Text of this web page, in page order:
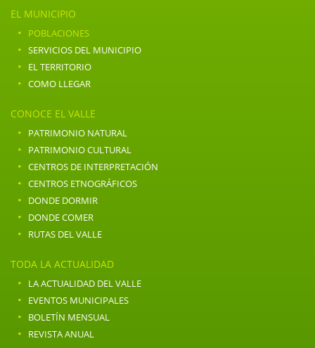
EL MUNICIPIO
· POBLACIONES
· SERVICIOS DEL MUNICIPIO
· EL TERRITORIO
· COMO LLEGAR
CONOCE EL VALLE
· PATRIMONIO NATURAL
· PATRIMONIO CULTURAL
· CENTROS DE INTERPRETACIÓN
· CENTROS ETNOGRÁFICOS
· DONDE DORMIR
· DONDE COMER
· RUTAS DEL VALLE
TODA LA ACTUALIDAD
· LA ACTUALIDAD DEL VALLE
· EVENTOS MUNICIPALES
· BOLETÍN MENSUAL
· REVISTA ANUAL